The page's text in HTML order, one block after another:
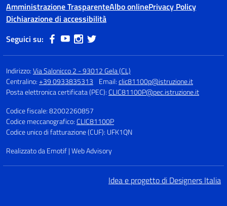
Amministrazione TrasparenteAlbo onlinePrivacy Policy
Dichiarazione di accessibilità
Seguici su:
Indirizzo:Via Salonicco 2 - 93012 Gela (CL)
Centralino:+39 0933835313 Email:clic81100p@istruzione.it
Posta elettronica certificata (PEC):CLIC81100P@pec.istruzione.it
Codice fiscale: 82002260857
Codice meccanografico:CLIC81100P
Codice unico di fatturazione (CUF): UFK1QN
Realizzato da Emotif | Web Advisory
Idea e progetto di Designers Italia